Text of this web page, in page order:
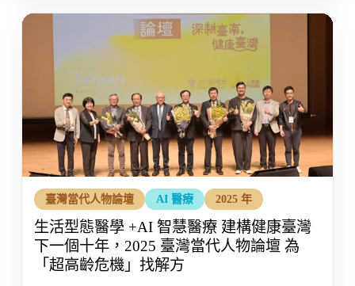
臺灣當代人物論壇 AI 醫療 2025 年
生活型態醫學 +AI 智慧醫療 建構健康臺灣
下一個十年，2025 臺灣當代人物論壇 為
「超高齡危機」找解方